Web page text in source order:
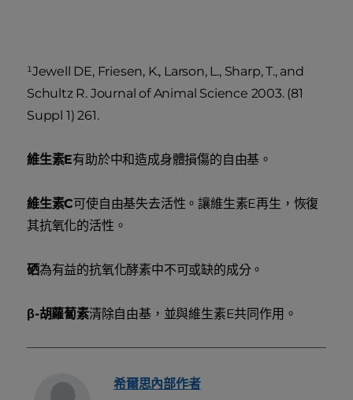
¹Jewell DE, Friesen, K., Larson, L., Sharp, T., and
Schultz R. Journal of Animal Science 2003. (81
Suppl 1) 261.
維生素E有助於中和造成身體損傷的自由基。
維生素C可使自由基失去活性。讓維生素E再生，恢復
其抗氧化的活性。
硒為有益的抗氧化酵素中不可或缺的成分。
β-胡蘿蔔素清除自由基，並與維生素E共同作用。
希爾思內部作者